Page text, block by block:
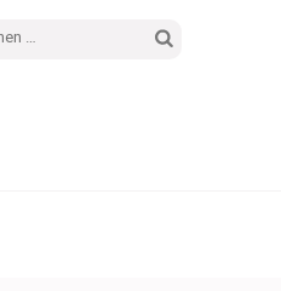
Suchen